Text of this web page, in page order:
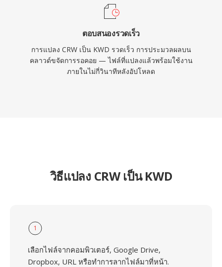
ตอบสนองรวดเร็ว
การแปลง CRW เป็น KWD รวดเร็ว การประมวลผลบน
คลาวด์ขจัดการรอคอย — ไฟล์ที่แปลงแล้วพร้อมใช้งาน
ภายในไม่กี่วินาทีหลังอัปโหลด
วิธีแปลง CRW เป็น KWD
1
เลือกไฟล์จากคอมพิวเตอร์, Google Drive,
Dropbox, URL หรือทำการลากไฟล์มาที่หน้า.